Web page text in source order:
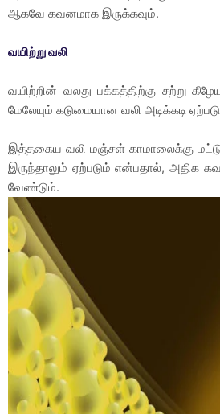
ஆகவே கவனமாக இருக்கவும்.
வயிற்று வலி
வயிற்றின் வலது பக்கத்திற்கு சற்று
மேலேயும் கடுமையான வலி அடிக்கடி
இத்தகைய வலி மஞ்சள் காமாலைக்கு
இருந்தாலும் ஏற்படும் என்பதால், அதிக
வேண்டும்.